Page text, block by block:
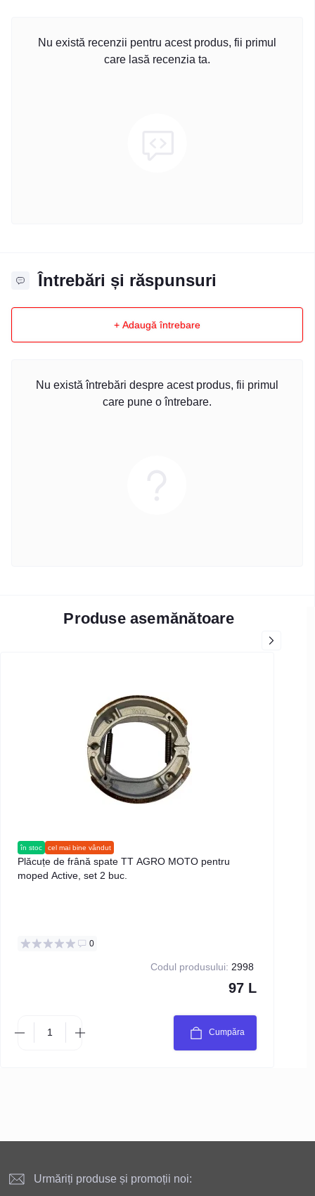
Nu există recenzii pentru acest produs, fii primul
care lasă recenzia ta.
Întrebări și răspunsuri
+ Adaugă întrebare
Nu există întrebări despre acest produs, fii primul
care pune o întrebare.
Produse asemănătoare
în stoc cel mai bine vândut
Plăcuțe de frână spate TT AGRO MOTO pentru
moped Active, set 2 buc.
0
Codul produsului: 2998
97 L
Cumpăra
Urmăriți produse și promoții noi: